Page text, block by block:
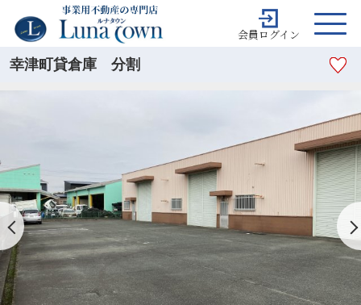
会員ログイン
幸津町貸倉庫 分割